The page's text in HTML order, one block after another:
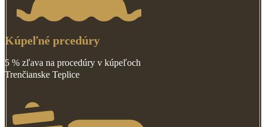
Kúpeľné prcedúry
5 % zľava na procedúry v kúpeľoch
Trenčianske Teplice